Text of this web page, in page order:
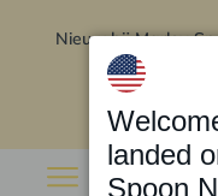
Nieuw bij Marley
landed
Spoon